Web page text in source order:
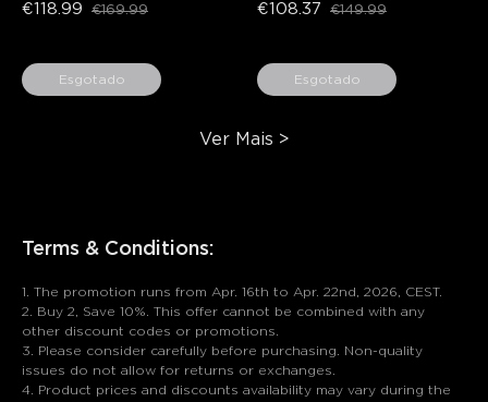
€118.99 €169.99
Esgotado
€108.37 €149.99
Esgotado
Ver Mais >
Terms & Conditions:
1. The promotion runs from Apr. 16th to Apr. 22nd, 2026, CEST.
2. Buy 2, Save 10%. This offer cannot be combined with any
other discount codes or promotions.
3. Please consider carefully before purchasing. Non-quality
issues do not allow for returns or exchanges.
4. Product prices and discounts availability may vary during the